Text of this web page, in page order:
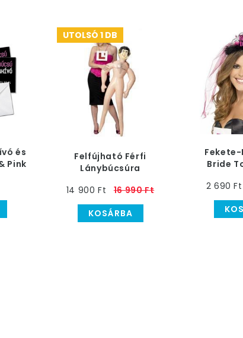
és
Pink
UTOLSÓ 1 DB
Felfújható Férfi
Lánybúcsúra
14 900 Ft
16 990 Ft
KOSÁRBA
Bride
2 690 Ft